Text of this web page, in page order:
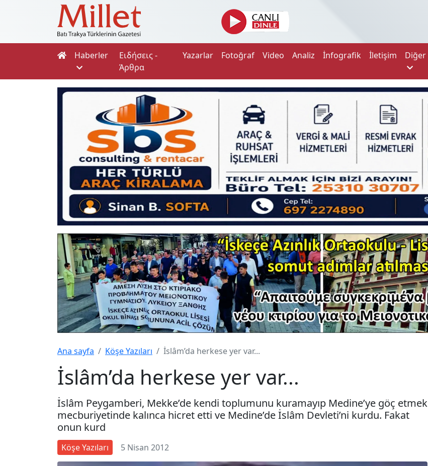
Haberler
Ειδήσεις -
Άρθρα
Yazarlar Fotoğraf Video Analiz İnfografik İletişim Diğer
Ana sayfa Köşe Yazıları İslâm’da herkese yer var...
İslâm’da herkese yer var...
İslâm Peygamberi, Mekke’de kendi toplumunu kuramayıp Medine’ye göç etmek
mecburiyetinde kalınca hicret etti ve Medine’de İslâm Devleti’ni kurdu. Fakat
onun kurd
Köşe Yazıları 5 Nisan 2012